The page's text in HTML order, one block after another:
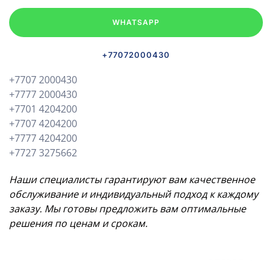
WHATSAPP
+77072000430
+7707 2000430
+7777 2000430
+7701 4204200
+7707 4204200
+7777 4204200
+7727 3275662
Наши специалисты гарантируют вам качественное
обслуживание и индивидуальный подход к каждому
заказу. Мы готовы предложить вам оптимальные
решения по ценам и срокам.